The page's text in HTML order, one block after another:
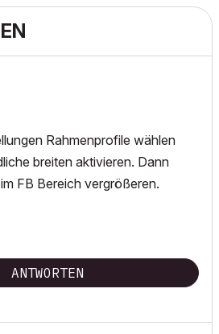
Rahmenprofile wählen
breiten aktivieren. Dann
FB Bereich vergrößeren.
ANTWORTEN